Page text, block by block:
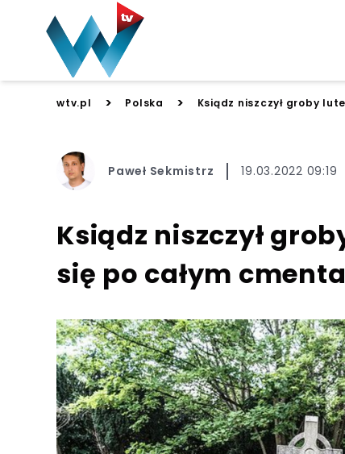
wtv.pl > Polska > Ksiądz niszczył groby
Paweł Sekmistrz 19.03.2022 09:19
Ksiądz niszczył
się po całym